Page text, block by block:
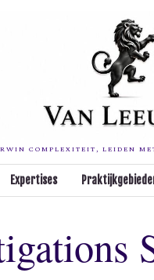
COMPLEXITEIT, LEIDEN
Expertises